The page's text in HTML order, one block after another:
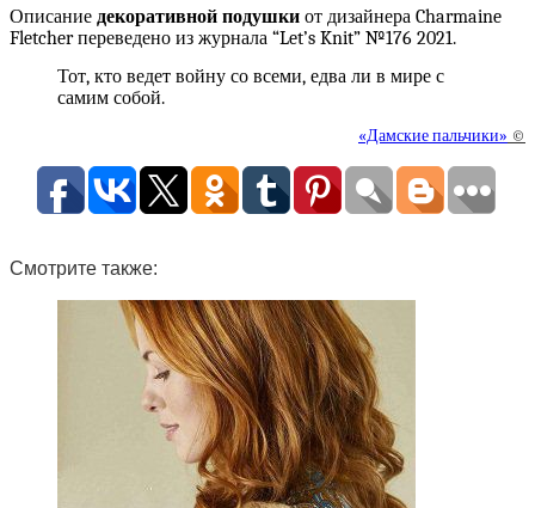
Описание декоративной подушки от дизайнера Charmaine
Fletcher переведено из журнала “Let’s Knit” №176 2021.
Тот, кто ведет войну со всеми, едва ли в мире с
самим собой.
«Дамские пальчики» ©
Смотрите также: